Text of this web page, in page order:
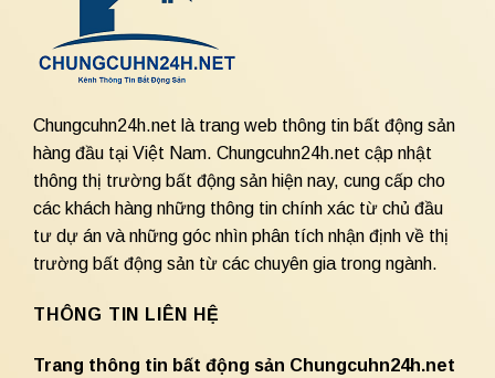
Chungcuhn24h.net là trang web thông tin bất động sản
hàng đầu tại Việt Nam. Chungcuhn24h.net cập nhật
thông thị trường bất động sản hiện nay, cung cấp cho
các khách hàng những thông tin chính xác từ chủ đầu
tư dự án và những góc nhìn phân tích nhận định về thị
trường bất động sản từ các chuyên gia trong ngành.
THÔNG TIN LIÊN HỆ
Trang thông tin bất động sản Chungcuhn24h.net